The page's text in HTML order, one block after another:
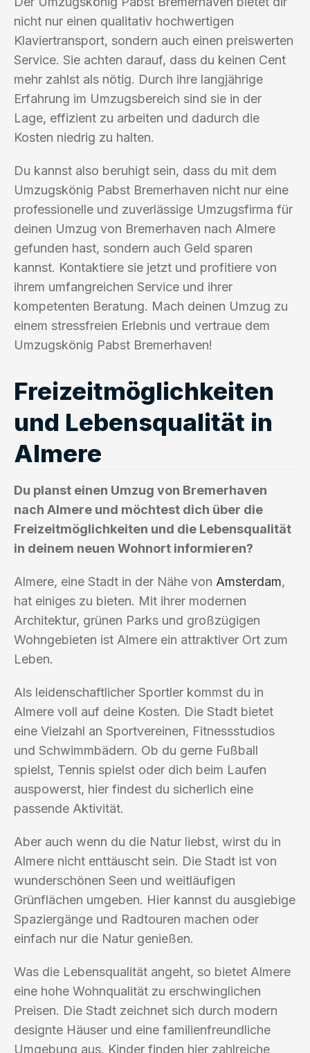
nicht nur einen qualitativ hochwertigen
Klaviertransport, sondern auch einen preiswerten
Service. Sie achten darauf, dass du keinen Cent
mehr zahlst als nötig. Durch ihre langjährige
Erfahrung im Umzugsbereich sind sie in der
Lage, effizient zu arbeiten und dadurch die
Kosten niedrig zu halten.
Du kannst also beruhigt sein, dass du mit dem
Umzugskönig Pabst Bremerhaven nicht nur eine
professionelle und zuverlässige Umzugsfirma für
deinen Umzug von Bremerhaven nach Almere
gefunden hast, sondern auch Geld sparen
kannst. Kontaktiere sie jetzt und profitiere von
ihrem umfangreichen Service und ihrer
kompetenten Beratung. Mach deinen Umzug zu
einem stressfreien Erlebnis und vertraue dem
Umzugskönig Pabst Bremerhaven!
Freizeitmöglichkeiten
und Lebensqualität in
Almere
Du planst einen Umzug von Bremerhaven
nach Almere und möchtest dich über die
Freizeitmöglichkeiten und die Lebensqualität
in deinem neuen Wohnort informieren?
Almere, eine Stadt in der Nähe von Amsterdam,
hat einiges zu bieten. Mit ihrer modernen
Architektur, grünen Parks und großzügigen
Wohngebieten ist Almere ein attraktiver Ort zum
Leben.
Als leidenschaftlicher Sportler kommst du in
Almere voll auf deine Kosten. Die Stadt bietet
eine Vielzahl an Sportvereinen, Fitnessstudios
und Schwimmbädern. Ob du gerne Fußball
spielst, Tennis spielst oder dich beim Laufen
auspowerst, hier findest du sicherlich eine
passende Aktivität.
Aber auch wenn du die Natur liebst, wirst du in
Almere nicht enttäuscht sein. Die Stadt ist von
wunderschönen Seen und weitläufigen
Grünflächen umgeben. Hier kannst du ausgiebige
Spaziergänge und Radtouren machen oder
einfach nur die Natur genießen.
Was die Lebensqualität angeht, so bietet Almere
eine hohe Wohnqualität zu erschwinglichen
Preisen. Die Stadt zeichnet sich durch modern
designte Häuser und eine familienfreundliche
Umgebung aus. Kinder finden hier zahlreiche